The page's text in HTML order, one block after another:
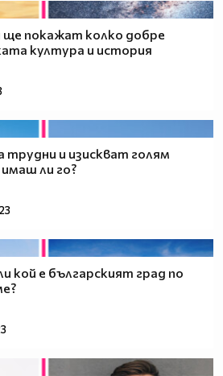
ще покажат колко добре
култура и история
трудни и изискват голям
ли го?
кой е българският град по